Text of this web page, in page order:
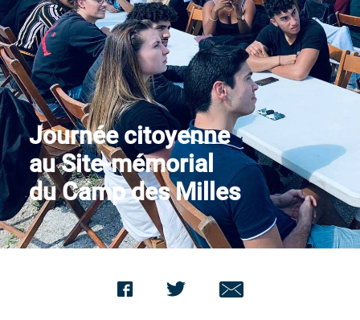
Support us
Contact us
Journée citoyenne
au Site-mémorial
du Camp des Milles